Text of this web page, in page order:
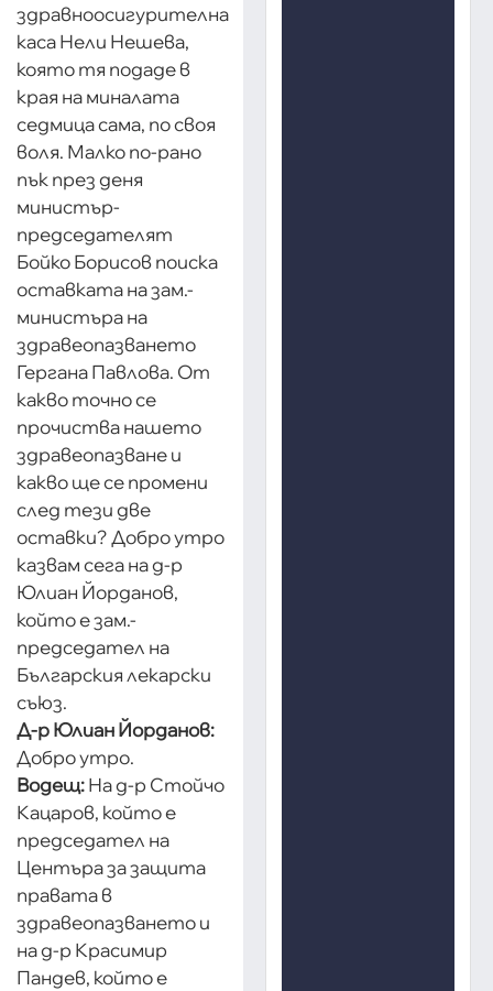
здравноосигурителна
каса Нели Нешева,
която тя подаде в
края на миналата
седмица сама, по своя
воля. Малко по-рано
пък през деня
министър-
председателят
Бойко Борисов поиска
оставката на зам.-
министъра на
здравеопазването
Гергана Павлова. От
какво точно се
прочиства нашето
здравеопазване и
какво ще се промени
след тези две
оставки? Добро утро
казвам сега на д-р
Юлиан Йорданов,
който е зам.-
председател на
Българския лекарски
съюз.
Д-р Юлиан Йорданов:
Добро утро.
Водещ:На д-р Стойчо
Кацаров, който е
председател на
Центъра за защита
правата в
здравеопазването и
на д-р Красимир
Пандев, който е